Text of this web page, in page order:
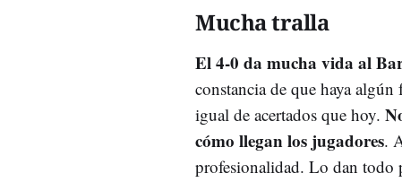
Mucha tralla
El 4-0 da mucha vida al
constancia de que haya
igual de acertados que hoy.
cómo llegan los jugadores.
profesionalidad. Lo dan